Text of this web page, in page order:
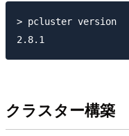
> pcluster version
クラスター構築